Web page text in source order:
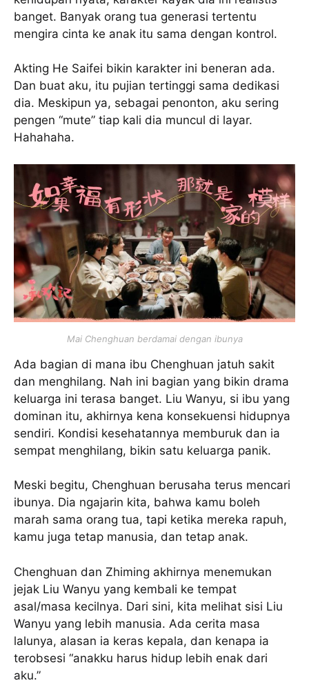
banget. Banyak orang tua generasi tertentu
mengira cinta ke anak itu sama dengan kontrol.
Akting He Saifei bikin karakter ini beneran ada.
Dan buat aku, itu pujian tertinggi sama dedikasi
dia. Meskipun ya, sebagai penonton, aku sering
pengen “mute” tiap kali dia muncul di layar.
Hahahaha.
Mai Chenghuan berdamai dengan ibunya
Ada bagian di mana ibu Chenghuan jatuh sakit
dan menghilang. Nah ini bagian yang bikin drama
keluarga ini terasa banget. Liu Wanyu, si ibu yang
dominan itu, akhirnya kena konsekuensi hidupnya
sendiri. Kondisi kesehatannya memburuk dan ia
sempat menghilang, bikin satu keluarga panik.
Meski begitu, Chenghuan berusaha terus mencari
ibunya. Dia ngajarin kita, bahwa kamu boleh
marah sama orang tua, tapi ketika mereka rapuh,
kamu juga tetap manusia, dan tetap anak.
Chenghuan dan Zhiming akhirnya menemukan
jejak Liu Wanyu yang kembali ke tempat
asal/masa kecilnya. Dari sini, kita melihat sisi Liu
Wanyu yang lebih manusia. Ada cerita masa
lalunya, alasan ia keras kepala, dan kenapa ia
terobsesi “anakku harus hidup lebih enak dari
aku.”